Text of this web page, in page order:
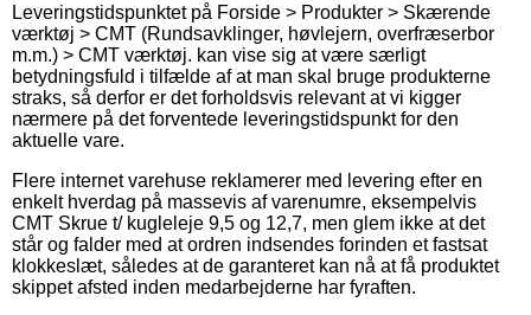
Leveringstidspunktet på Forside > Produkter > Skærende
værktøj > CMT (Rundsavklinger, høvlejern, overfræserbor
m.m.) > CMT værktøj. kan vise sig at være særligt
betydningsfuld i tilfælde af at man skal bruge produkterne
straks, så derfor er det forholdsvis relevant at vi kigger
nærmere på det forventede leveringstidspunkt for den
aktuelle vare.
Flere internet varehuse reklamerer med levering efter en
enkelt hverdag på massevis af varenumre, eksempelvis
CMT Skrue t/ kugleleje 9,5 og 12,7, men glem ikke at det
står og falder med at ordren indsendes forinden et fastsat
klokkeslæt, således at de garanteret kan nå at få produktet
skippet afsted inden medarbejderne har fyraften.